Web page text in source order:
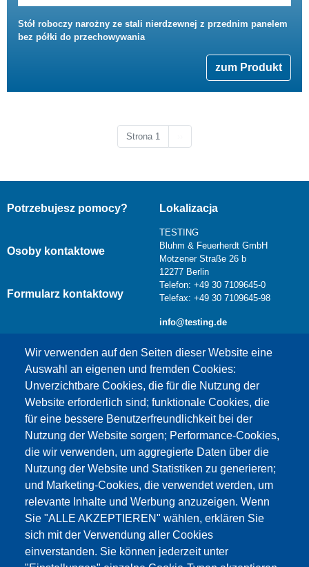
Stół roboczy narożny ze stali nierdzewnej z przednim panelem
bez półki do przechowywania
zum Produkt
Strona 1
Wir verwenden auf den Seiten dieser Website eine
Auswahl an eigenen und fremden Cookies:
Unverzichtbare Cookies, die für die Nutzung der
Website erforderlich sind; funktionale Cookies, die
für eine bessere Benutzerfreundlichkeit bei der
Nutzung der Website sorgen; Performance-Cookies,
die wir verwenden, um aggregierte Daten über die
Nutzung der Website und Statistiken zu generieren;
und Marketing-Cookies, die verwendet werden, um
relevante Inhalte und Werbung anzuzeigen. Wenn
Sie "ALLE AKZEPTIEREN" wählen, erklären Sie
sich mit der Verwendung aller Cookies
einverstanden. Sie können jederzeit unter
Potrzebujesz pomocy?
Osoby kontaktowe
Formularz kontaktowy
Lokalizacja
TESTING
Bluhm & Feuerherdt GmbH
Motzener Straße 26 b
12277 Berlin
Telefon: +49 30 7109645-0
Telefax: +49 30 7109645-98
info@testing.de
Dieser Inhalt ist blockiert, da die Google Maps
Cookies nicht akzeptiert wurden.
NUR DIE GOOGLE MAPS COOKIES
AKZEPTIEREN.
Alle Cookies akzeptieren